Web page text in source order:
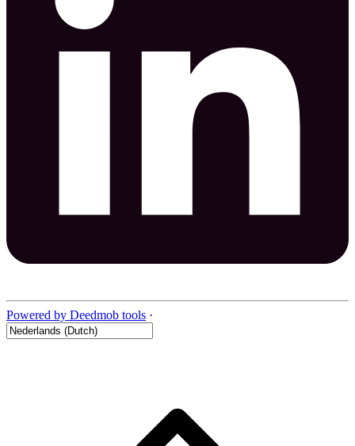
Powered by Deedmob tools ·